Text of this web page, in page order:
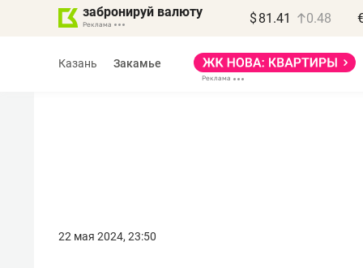
забронируй валюту $ 81.41 0.48
Казань Закамье
22 мая 2024, 23:50